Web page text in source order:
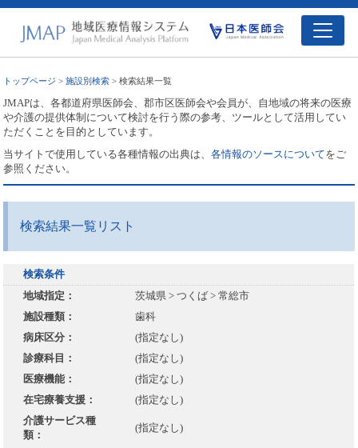
トップページ >施設別検索 > 検索結果一覧
JMAPは、各都道府県医師会、郡市区医師会や会員が、自地域の将来の医療
や介護の提供体制について検討を行う際の参考、ツールとして活用してい
ただくことを目的としています。
当サイトで使用している各種情報の出典は、各情報のソースについてをご
参照ください。
検索結果一覧リスト
検索条件
地域指定：
茨城県 > つくば > 常総市
施設種類：
歯科
病床区分：
(指定なし)
診療科目：
(指定なし)
医療機能：
(指定なし)
在宅療養支援：
(指定なし)
介護サービス種
類：
(指定なし)